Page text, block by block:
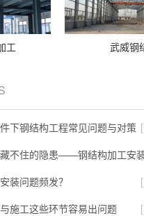
工 武威钢
下钢结构工程常见问题与对策
不住的隐患——钢结构加工安
装问题频发？
施工这些环节容易出问题